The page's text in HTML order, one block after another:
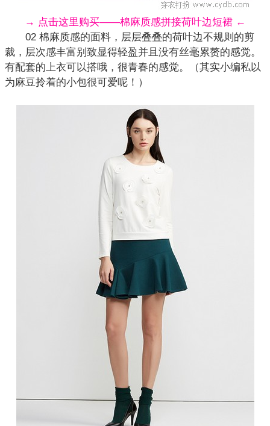
→ 点击这里购买——棉麻质感拼接荷叶边短裙 ←
02 棉麻质感的面料，层层叠叠的荷叶边不规则的剪
裁，层次感丰富别致显得轻盈并且没有丝毫累赘的感觉。
有配套的上衣可以搭哦，很青春的感觉。（其实小编私以
为麻豆拎着的小包很可爱呢！）